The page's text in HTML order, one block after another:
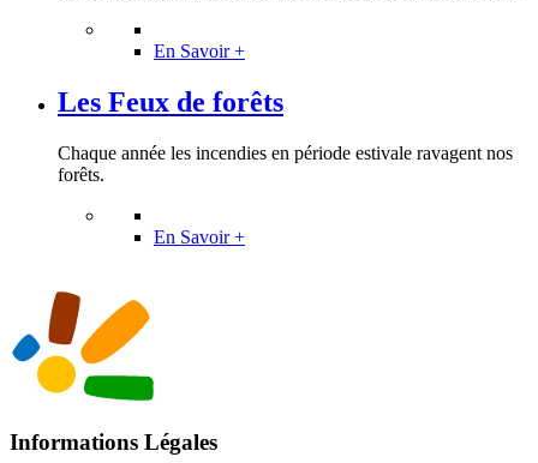
En Savoir +
Les Feux de forêts
Chaque année les incendies en période estivale ravagent nos
forêts.
En Savoir +
Informations Légales